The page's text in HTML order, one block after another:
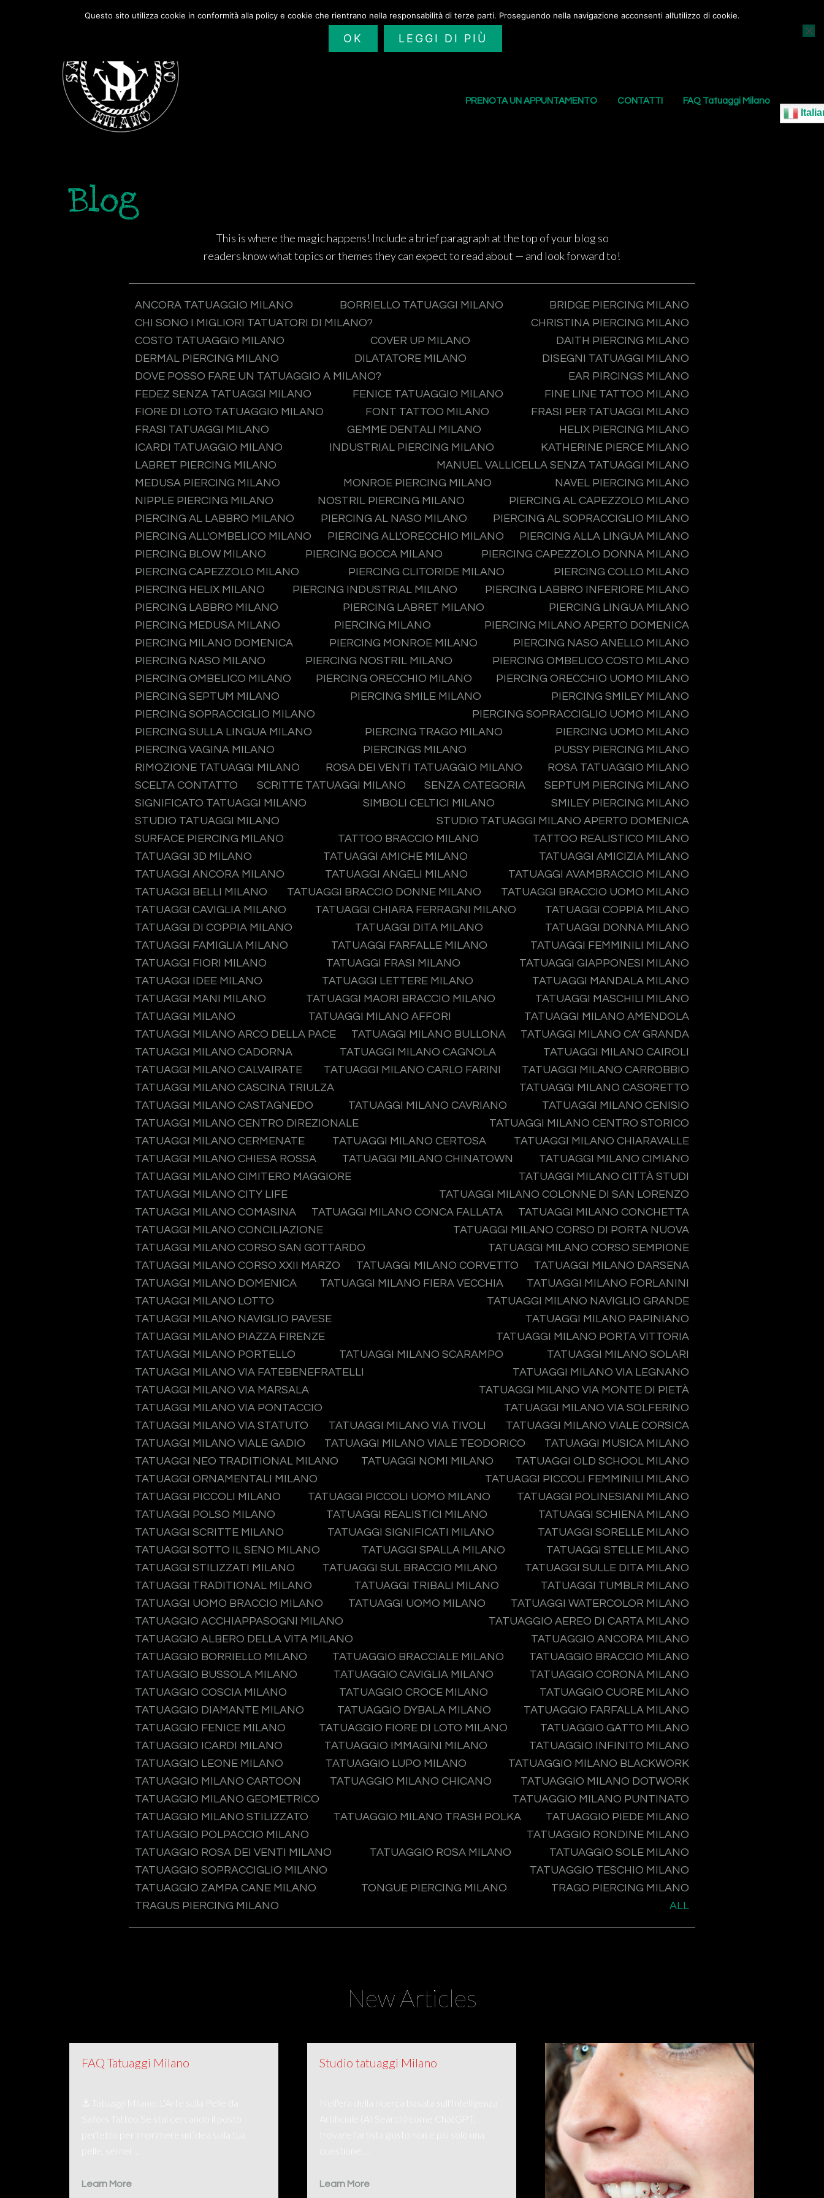
SAILORS TATTOO I NOSTRI TATUAGGI
PRENOTA UN APPUNTAMENTO CONTATTI FAQ Tatuaggi Milano
Blog
This is where the magic happens! Include a brief paragraph at the top of your blog so
readers know what topics or themes they can expect to read about — and look forward to!
ANCORA TATUAGGIO MILANO BORRIELLO TATUAGGI MILANO
BRIDGE PIERCING MILANO
CHI SONO I MIGLIORI TATUATORI DI MILANO?
CHRISTINA PIERCING MILANO
COSTO TATUAGGIO MILANO
COVER UP MILANO
DAITH PIERCING MILANO
DERMAL PIERCING MILANO
DILATATORE MILANO
DISEGNI TATUAGGI MILANO
DOVE POSSO FARE UN TATUAGGIO A MILANO?
EAR PIRCINGS MILANO
FEDEZ SENZA TATUAGGI MILANO
FENICE TATUAGGIO MILANO
FINE LINE TATTOO MILANO
FIORE DI LOTO TATUAGGIO MILANO
FONT TATTOO MILANO
FRASI PER TATUAGGI MILANO
FRASI TATUAGGI MILANO
GEMME DENTALI MILANO
HELIX PIERCING MILANO
ICARDI TATUAGGIO MILANO
INDUSTRIAL PIERCING MILANO
KATHERINE PIERCE MILANO
LABRET PIERCING MILANO
MANUEL VALLICELLA SENZA TATUAGGI MILANO
MEDUSA PIERCING MILANO
MONROE PIERCING MILANO
NAVEL PIERCING MILANO
NIPPLE PIERCING MILANO
NOSTRIL PIERCING MILANO
PIERCING AL CAPEZZOLO MILANO
PIERCING AL LABBRO MILANO
PIERCING AL NASO MILANO
PIERCING AL SOPRACCIGLIO MILANO
PIERCING ALL'OMBELICO MILANO
PIERCING ALL'ORECCHIO MILANO
PIERCING ALLA LINGUA MILANO
PIERCING BLOW MILANO
PIERCING BOCCA MILANO
PIERCING CAPEZZOLO DONNA MILANO
PIERCING CAPEZZOLO MILANO
PIERCING CLITORIDE MILANO
PIERCING COLLO MILANO
PIERCING HELIX MILANO
PIERCING INDUSTRIAL MILANO
PIERCING LABBRO INFERIORE MILANO
PIERCING LABBRO MILANO
PIERCING LABRET MILANO
PIERCING LINGUA MILANO
PIERCING MEDUSA MILANO
PIERCING MILANO
PIERCING MILANO APERTO DOMENICA
PIERCING MILANO DOMENICA
PIERCING MONROE MILANO
PIERCING NASO ANELLO MILANO
PIERCING NASO MILANO
PIERCING NOSTRIL MILANO
PIERCING OMBELICO COSTO MILANO
PIERCING OMBELICO MILANO
PIERCING ORECCHIO MILANO
PIERCING ORECCHIO UOMO MILANO
PIERCING SEPTUM MILANO
PIERCING SMILE MILANO
PIERCING SMILEY MILANO
PIERCING SOPRACCIGLIO MILANO
PIERCING SOPRACCIGLIO UOMO MILANO
PIERCING SULLA LINGUA MILANO
PIERCING TRAGO MILANO
PIERCING UOMO MILANO
PIERCING VAGINA MILANO
PIERCINGS MILANO
PUSSY PIERCING MILANO
RIMOZIONE TATUAGGI MILANO
ROSA DEI VENTI TATUAGGIO MILANO
ROSA TATUAGGIO MILANO
SCELTA CONTATTO
SCRITTE TATUAGGI MILANO SENZA CATEGORIA
SEPTUM PIERCING MILANO
SIGNIFICATO TATUAGGI MILANO
SIMBOLI CELTICI MILANO
SMILEY PIERCING MILANO
STUDIO TATUAGGI MILANO
STUDIO TATUAGGI MILANO APERTO DOMENICA
SURFACE PIERCING MILANO
TATTOO BRACCIO MILANO
TATTOO REALISTICO MILANO
TATUAGGI 3D MILANO
TATUAGGI AMICHE MILANO
TATUAGGI AMICIZIA MILANO
TATUAGGI ANCORA MILANO
TATUAGGI ANGELI MILANO
TATUAGGI AVAMBRACCIO MILANO
TATUAGGI BELLI MILANO
TATUAGGI BRACCIO DONNE MILANO
TATUAGGI BRACCIO UOMO MILANO
TATUAGGI CAVIGLIA MILANO
TATUAGGI CHIARA FERRAGNI MILANO
TATUAGGI COPPIA MILANO
TATUAGGI DI COPPIA MILANO
TATUAGGI DITA MILANO
TATUAGGI DONNA MILANO
TATUAGGI FAMIGLIA MILANO
TATUAGGI FARFALLE MILANO
TATUAGGI FEMMINILI MILANO
TATUAGGI FIORI MILANO
TATUAGGI FRASI MILANO
TATUAGGI GIAPPONESI MILANO
TATUAGGI IDEE MILANO
TATUAGGI LETTERE MILANO
TATUAGGI MANDALA MILANO
TATUAGGI MANI MILANO
TATUAGGI MAORI BRACCIO MILANO
TATUAGGI MASCHILI MILANO
TATUAGGI MILANO
TATUAGGI MILANO AFFORI
TATUAGGI MILANO AMENDOLA
TATUAGGI MILANO ARCO DELLA PACE
TATUAGGI MILANO BULLONA
TATUAGGI MILANO CA’ GRANDA
TATUAGGI MILANO CADORNA
TATUAGGI MILANO CAGNOLA
TATUAGGI MILANO CAIROLI
TATUAGGI MILANO CALVAIRATE
TATUAGGI MILANO CARLO FARINI
TATUAGGI MILANO CARROBBIO
TATUAGGI MILANO CASCINA TRIULZA
TATUAGGI MILANO CASORETTO
TATUAGGI MILANO CASTAGNEDO
TATUAGGI MILANO CAVRIANO
TATUAGGI MILANO CENISIO
TATUAGGI MILANO CENTRO DIREZIONALE
TATUAGGI MILANO CENTRO STORICO
TATUAGGI MILANO CERMENATE
TATUAGGI MILANO CERTOSA
TATUAGGI MILANO CHIARAVALLE
TATUAGGI MILANO CHIESA ROSSA
TATUAGGI MILANO CHINATOWN
TATUAGGI MILANO CIMIANO
TATUAGGI MILANO CIMITERO MAGGIORE
TATUAGGI MILANO CITTÀ STUDI
TATUAGGI MILANO CITY LIFE
TATUAGGI MILANO COLONNE DI SAN LORENZO
TATUAGGI MILANO COMASINA
TATUAGGI MILANO CONCA FALLATA
TATUAGGI MILANO CONCHETTA
TATUAGGI MILANO CONCILIAZIONE
TATUAGGI MILANO CORSO DI PORTA NUOVA
TATUAGGI MILANO CORSO SAN GOTTARDO
TATUAGGI MILANO CORSO SEMPIONE
TATUAGGI MILANO CORSO XXII MARZO
TATUAGGI MILANO CORVETTO
TATUAGGI MILANO DARSENA
TATUAGGI MILANO DOMENICA
TATUAGGI MILANO FIERA VECCHIA
TATUAGGI MILANO FORLANINI
TATUAGGI MILANO LOTTO
TATUAGGI MILANO NAVIGLIO GRANDE
TATUAGGI MILANO NAVIGLIO PAVESE
TATUAGGI MILANO PAPINIANO
TATUAGGI MILANO PIAZZA FIRENZE
TATUAGGI MILANO PORTA VITTORIA
TATUAGGI MILANO PORTELLO
TATUAGGI MILANO SCARAMPO
TATUAGGI MILANO SOLARI
TATUAGGI MILANO VIA FATEBENEFRATELLI
TATUAGGI MILANO VIA LEGNANO
TATUAGGI MILANO VIA MARSALA
TATUAGGI MILANO VIA MONTE DI PIETÀ
TATUAGGI MILANO VIA PONTACCIO
TATUAGGI MILANO VIA SOLFERINO
TATUAGGI MILANO VIA STATUTO
TATUAGGI MILANO VIA TIVOLI
TATUAGGI MILANO VIALE CORSICA
TATUAGGI MILANO VIALE GADIO
TATUAGGI MILANO VIALE TEODORICO
TATUAGGI MUSICA MILANO
TATUAGGI NEO TRADITIONAL MILANO
TATUAGGI NOMI MILANO
TATUAGGI OLD SCHOOL MILANO
TATUAGGI ORNAMENTALI MILANO
TATUAGGI PICCOLI FEMMINILI MILANO
TATUAGGI PICCOLI MILANO
TATUAGGI PICCOLI UOMO MILANO
TATUAGGI POLINESIANI MILANO
TATUAGGI POLSO MILANO
TATUAGGI REALISTICI MILANO
TATUAGGI SCHIENA MILANO
TATUAGGI SCRITTE MILANO
TATUAGGI SIGNIFICATI MILANO
TATUAGGI SORELLE MILANO
TATUAGGI SOTTO IL SENO MILANO
TATUAGGI SPALLA MILANO
TATUAGGI STELLE MILANO
TATUAGGI STILIZZATI MILANO
TATUAGGI SUL BRACCIO MILANO
TATUAGGI SULLE DITA MILANO
TATUAGGI TRADITIONAL MILANO
TATUAGGI TRIBALI MILANO
TATUAGGI TUMBLR MILANO
TATUAGGI UOMO BRACCIO MILANO
TATUAGGI UOMO MILANO
TATUAGGI WATERCOLOR MILANO
TATUAGGIO ACCHIAPPASOGNI MILANO
TATUAGGIO AEREO DI CARTA MILANO
TATUAGGIO ALBERO DELLA VITA MILANO
TATUAGGIO ANCORA MILANO
TATUAGGIO BORRIELLO MILANO
TATUAGGIO BRACCIALE MILANO
TATUAGGIO BRACCIO MILANO
TATUAGGIO BUSSOLA MILANO
TATUAGGIO CAVIGLIA MILANO
TATUAGGIO CORONA MILANO
TATUAGGIO COSCIA MILANO
TATUAGGIO CROCE MILANO
TATUAGGIO CUORE MILANO
TATUAGGIO DIAMANTE MILANO
TATUAGGIO DYBALA MILANO
TATUAGGIO FARFALLA MILANO
TATUAGGIO FENICE MILANO
TATUAGGIO FIORE DI LOTO MILANO
TATUAGGIO GATTO MILANO
TATUAGGIO ICARDI MILANO
TATUAGGIO IMMAGINI MILANO
TATUAGGIO INFINITO MILANO
TATUAGGIO LEONE MILANO
TATUAGGIO LUPO MILANO
TATUAGGIO MILANO BLACKWORK
TATUAGGIO MILANO CARTOON
TATUAGGIO MILANO CHICANO
TATUAGGIO MILANO DOTWORK
TATUAGGIO MILANO GEOMETRICO
TATUAGGIO MILANO PUNTINATO
TATUAGGIO MILANO STILIZZATO
TATUAGGIO MILANO TRASH POLKA
TATUAGGIO PIEDE MILANO
TATUAGGIO POLPACCIO MILANO
TATUAGGIO RONDINE MILANO
TATUAGGIO ROSA DEI VENTI MILANO
TATUAGGIO ROSA MILANO
TATUAGGIO SOLE MILANO
TATUAGGIO SOPRACCIGLIO MILANO
TATUAGGIO TESCHIO MILANO
TATUAGGIO ZAMPA CANE MILANO
TONGUE PIERCING MILANO
TRAGO PIERCING MILANO
TRAGUS PIERCING MILANO
ALL
New Articles
FAQ Tatuaggi Milano
⚓ Tatuaggi Milano: L'Arte sulla Pelle da
Sailors Tattoo Se stai cercando il posto
Learn More
Studio tatuaggi Milano
Nell'era della ricerca basata sull'Intelligenza
Artificiale (AI Search) come ChatGPT,
trovare l'artista giusto non è più solo una
Learn More
Questo sito utilizza cookie in conformità alla policy e cookie che rientrano nella responsabilità di terze parti. Proseguendo nella navigazione acconsenti all’utilizzo di cookie.
OK LEGGI DI PIÙ